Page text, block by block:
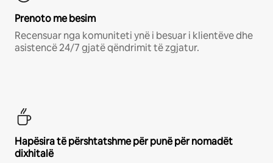
Prenoto me besim
Recensuar nga komuniteti ynë i besuar i klientëve dhe
asistencë 24/7 gjatë qëndrimit të zgjatur.
Hapësira të përshtatshme për punë për nomadët
dixhitalë